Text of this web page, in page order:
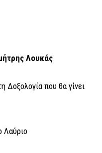
Λουκάς
Δοξολογία που θα γίνει
Λαύριο